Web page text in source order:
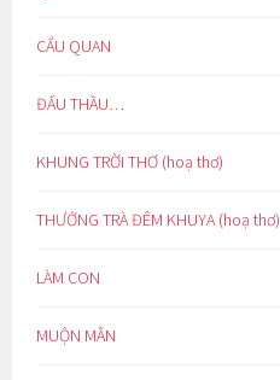
CẨU QUAN
ĐẤU THẦU…
KHUNG TRỜI THƠ (hoạ thơ)
THƯỞNG TRÀ ĐÊM KHUYA (hoạ thơ)
LÀM CON
MUỘN MẰN